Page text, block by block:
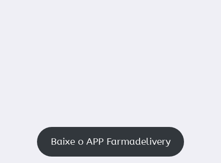
Baixe o APP Farmadelivery